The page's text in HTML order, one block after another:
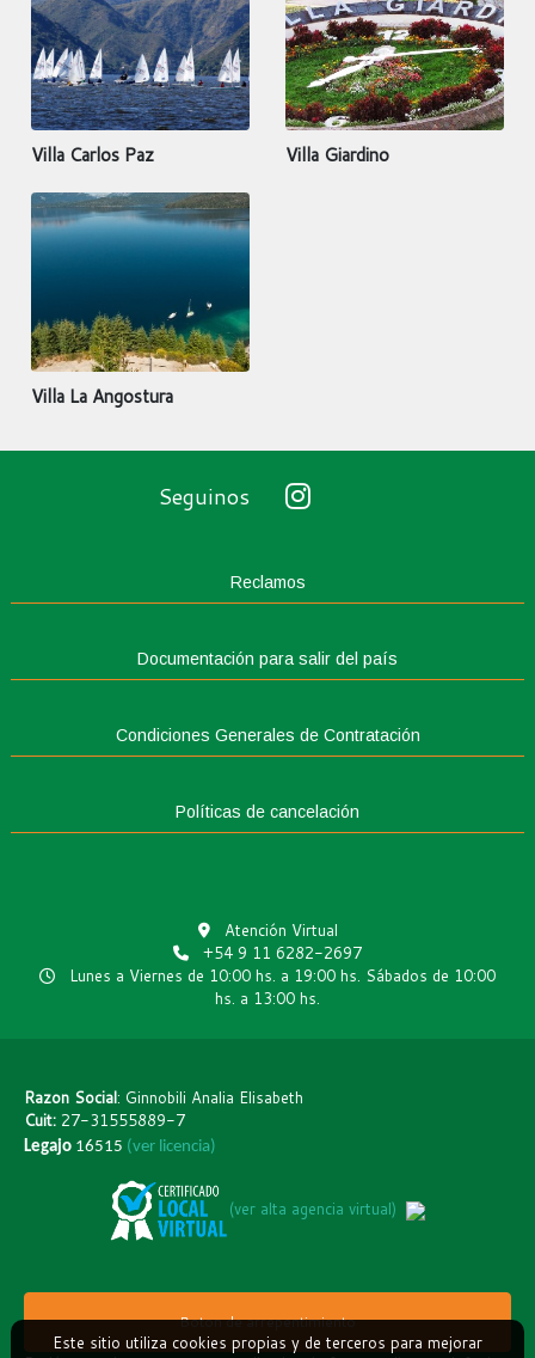
Villa Carlos Paz Villa Giardino
Villa La Angostura
Seguinos
Reclamos
Documentación para salir del país
Condiciones Generales de Contratación
Políticas de cancelación
Atención Virtual
+54 9 11 6282-2697
Lunes a Viernes de 10:00 hs. a 19:00 hs. Sábados de 10:00
hs. a 13:00 hs.
Razon Social: Ginnobili Analia Elisabeth
Cuit: 27-31555889-7
Legajo 16515 (ver licencia)
(ver alta agencia virtual)
Boton de arrepentimiento
Este sitio utiliza cookies propias y de terceros para mejorar